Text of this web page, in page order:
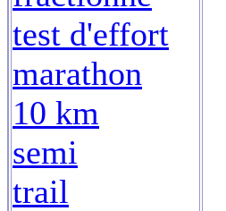
test d'effort
marathon
10 km
semi
trail